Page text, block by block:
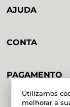
Utilizamos
melhorar a
AJUDA
CONTA
PAGAMENTO